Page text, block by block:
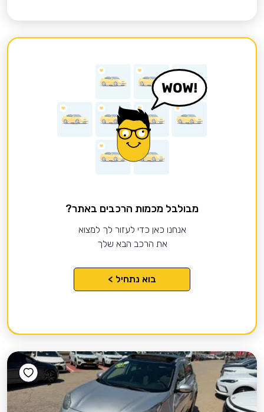
מבולבל מכמות הרכבים באתר?
אנחנו כאן כדי לעזור לך למצוא
את הרכב הבא שלך
בוא נתחיל >